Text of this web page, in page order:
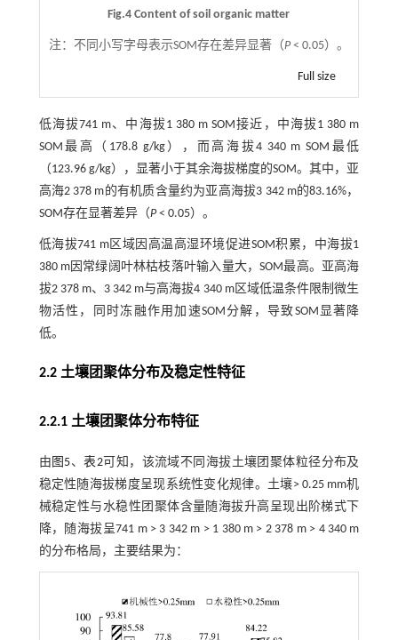
Fig.4 Content of soil organic matter
注： 不同小写字母表示SOM存在差异显著（P< 0.05）。
Full size
低海拔741 m、中海拔1 380 m SOM接近，中海拔1 380 m
SOM最高（178.8 g/kg），而高海拔4 340 m SOM最低
（123.96 g/kg），显著小于其余海拔梯度的SOM。其中，亚
高海2 378 m的有机质含量约为亚高海拔3 342 m的83.16%，
SOM存在显著差异（P< 0.05）。
低海拔741 m区域因高温高湿环境促进SOM积累，中海拔1
380 m因常绿阔叶林枯枝落叶输入量大，SOM最高。亚高海
拔2 378 m、3 342 m与高海拔4 340 m区域低温条件限制微生
物活性，同时冻融作用加速SOM分解，导致SOM显著降
低。
2.2 土壤团聚体分布及稳定性特征
2.2.1 土壤团聚体分布特征
由 图5、表2可知，该流域不同海拔土壤团聚体粒径分布及
稳定性随海拔梯度呈现系统性变化规律。土壤> 0.25 mm机
械稳定性与水稳性团聚体含量随海拔升高呈现出阶梯式下
降，随海拔呈741 m > 3 342 m > 1 380 m > 2 378 m > 4 340 m
的分布格局，主要结果为：